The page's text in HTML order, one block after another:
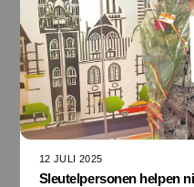
12 JULI 2025
Sleutelpersonen helpen